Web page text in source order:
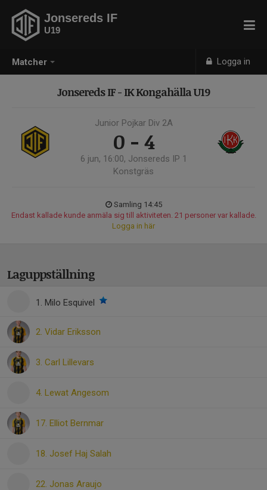
Matcher Logga in
Jonsereds IF
U19
Jonsereds IF - IK Kongahälla U19
Junior Pojkar Div 2A
0 - 4
6 jun, 16:00, Jonsereds IP 1
Konstgräs
Samling 14:45
Endast kallade kunde anmäla sig till aktiviteten. 21 personer var kallade.
Logga in här
Laguppställning
1. Milo Esquivel
2. Vidar Eriksson
3. Carl Lillevars
4. Lewat Angesom
17. Elliot Bernmar
18. Josef Haj Salah
22. Jonas Araujo